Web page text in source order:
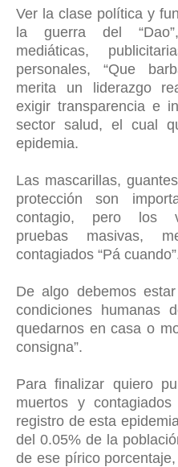
Ver la clase política y
la guerra del
mediáticas,
personales, “Que
merita un liderazgo
exigir transparencia e
sector salud, el cual
epidemia.
Las mascarillas,
protección son
contagio, pero los
pruebas masivas,
contagiados “Pá
De algo debemos
condiciones humanas
quedarnos en casa o
consigna”.
Para finalizar quiero
muertos y
registro de esta
del 0.05% de la
de ese pírico